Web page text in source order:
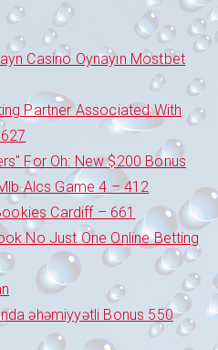
Casino Oynayın Mostbet
Partner Associated With
For Oh: New $200 Bonus
Alcs Game 4 – 412
Cardiff – 661
No Just One Online Betting
əhəmiyyətli Bonus 550